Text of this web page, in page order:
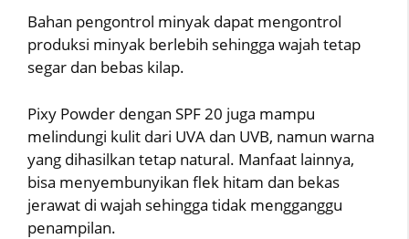
Bahan pengontrol minyak dapat mengontrol
produksi minyak berlebih sehingga wajah tetap
segar dan bebas kilap.
Pixy Powder dengan SPF 20 juga mampu
melindungi kulit dari UVA dan UVB, namun warna
yang dihasilkan tetap natural. Manfaat lainnya,
bisa menyembunyikan flek hitam dan bekas
jerawat di wajah sehingga tidak mengganggu
penampilan.